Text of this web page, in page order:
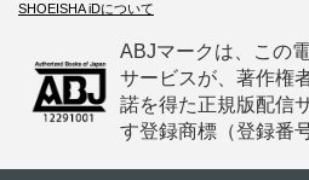
SHOEISHA iDについて
ABJマークは、この
サービスが、著作権
諾を得た正規版配信
す登録商標（登録番